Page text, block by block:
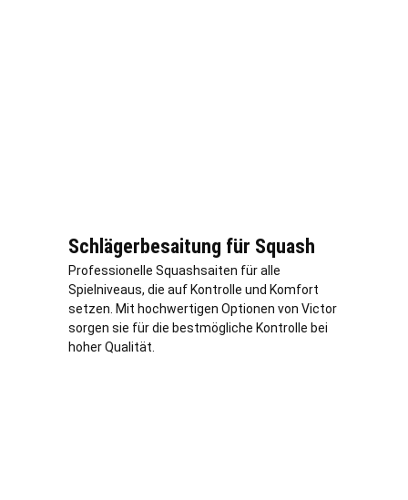
Schlägerbesaitung für Squash
Professionelle Squashsaiten für alle
Spielniveaus, die auf Kontrolle und Komfort
setzen. Mit hochwertigen Optionen von Victor
sorgen sie für die bestmögliche Kontrolle bei
hoher Qualität.